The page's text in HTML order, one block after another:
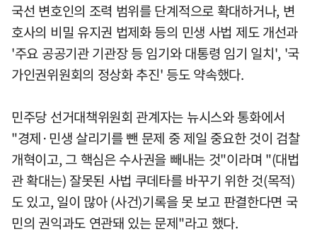
국선 변호인의 조력 범위를 단계적으로 확대하거나, 변
호사의 비밀 유지권 법제화 등의 민생 사법 제도 개선과
'주요 공공기관 기관장 등 임기와 대통령 임기 일치', '국
가인권위원회의 정상화 추진' 등도 약속했다.
민주당 선거대책위원회 관계자는 뉴시스와 통화에서
"경제·민생 살리기를 뺀 문제 중 제일 중요한 것이 검찰
개혁이고, 그 핵심은 수사권을 빼내는 것"이라며 "(대법
관 확대는) 잘못된 사법 쿠데타를 바꾸기 위한 것(목적)
도 있고, 일이 많아 (사건)기록을 못 보고 판결한다면 국
민의 권익과도 연관돼 있는 문제"라고 했다.